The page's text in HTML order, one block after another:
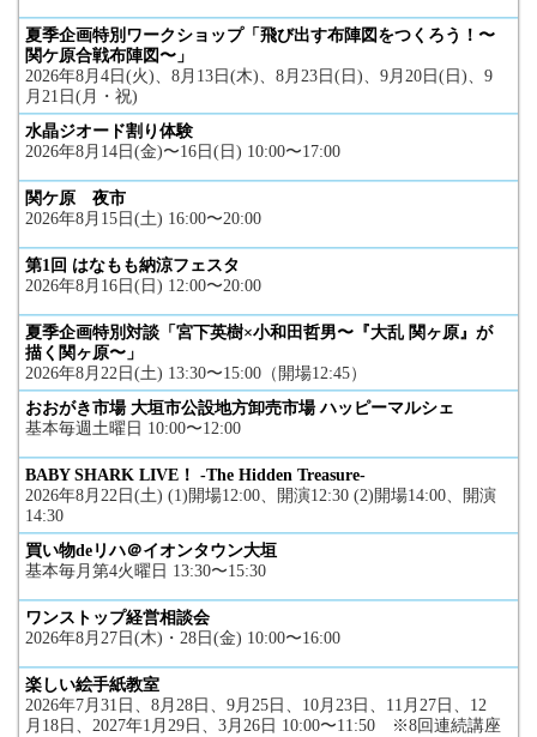
夏季企画特別ワークショップ「飛び出す布陣図をつくろう！〜
関ケ原合戦布陣図〜」
2026年8月4日(火)、8月13日(木)、8月23日(日)、9月20日(日)、9
月21日(月・祝)
水晶ジオード割り体験
2026年8月14日(金)〜16日(日) 10:00〜17:00
関ケ原 夜市
2026年8月15日(土) 16:00〜20:00
第1回 はなもも納涼フェスタ
2026年8月16日(日) 12:00〜20:00
夏季企画特別対談「宮下英樹×小和田哲男〜『大乱 関ヶ原』が
描く関ヶ原〜」
2026年8月22日(土) 13:30〜15:00（開場12:45）
おおがき市場 大垣市公設地方卸売市場 ハッピーマルシェ
基本毎週土曜日 10:00〜12:00
BABY SHARK LIVE！ -The Hidden Treasure-
2026年8月22日(土) (1)開場12:00、開演12:30 (2)開場14:00、開演
14:30
買い物deリハ＠イオンタウン大垣
基本毎月第4火曜日 13:30〜15:30
ワンストップ経営相談会
2026年8月27日(木)・28日(金) 10:00〜16:00
楽しい絵手紙教室
2026年7月31日、8月28日、9月25日、10月23日、11月27日、12
月18日、2027年1月29日、3月26日 10:00〜11:50 ※8回連続講座